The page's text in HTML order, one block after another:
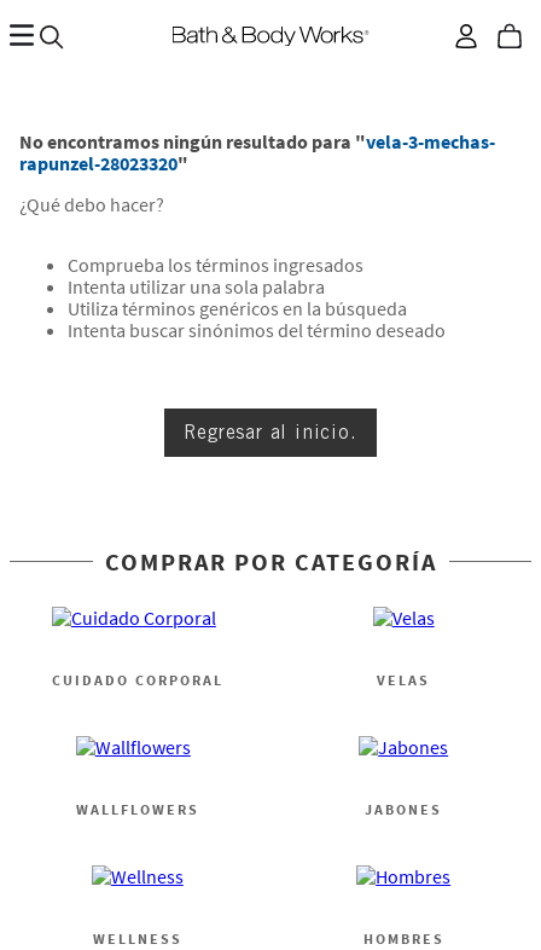
No encontramos ningún resultado para "vela-3-mechas-
rapunzel-28023320"
¿Qué debo hacer?
Comprueba los términos ingresados
Intenta utilizar una sola palabra
Utiliza términos genéricos en la búsqueda
Intenta buscar sinónimos del término deseado
Regresar al inicio.
COMPRAR POR CATEGORÍA
CUIDADO CORPORAL VELAS
WALLFLOWERS JABONES
WELLNESS HOMBRES